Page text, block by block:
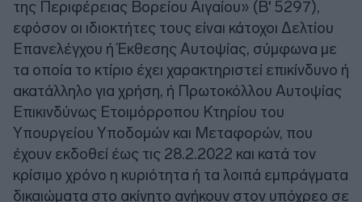
της Περιφέρειας Βορείου Αιγαίου» (Β' 5297),
εφόσον οι ιδιοκτήτες τους είναι κάτοχοι Δελτίου
Επανελέγχου ή Έκθεσης Αυτοψίας, σύμφωνα με
τα οποία το κτίριο έχει χαρακτηριστεί επικίνδυνο ή
ακατάλληλο για χρήση, ή Πρωτοκόλλου Αυτοψίας
Επικινδύνως Ετοιμόρροπου Κτηρίου του
Υπουργείου Υποδομών και Μεταφορών, που
έχουν εκδοθεί έως τις 28.2.2022 και κατά τον
κρίσιμο χρόνο η κυριότητα ή τα λοιπά εμπράγματα
δικαιώματα στο ακίνητο ανήκουν στον υπόχρεο σε